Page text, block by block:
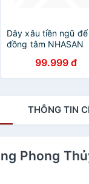
Dây xâu tiền ngũ
đồng tâm NHASAN
công danh99.999 đ
THÔNG TIN
Phong